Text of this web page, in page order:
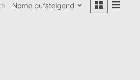
Name aufsteigend